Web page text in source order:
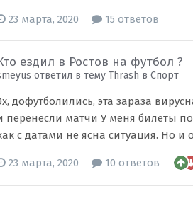
23 марта, 2020 15 ответов
ездил в Ростов на футбол ?
ответил в тему Thrash вСпорт
дофутболились, эта зараза
перенесли матчи У меня билеты
с датами не ясна ситуация. Но и
23 марта, 2020 10 ответов